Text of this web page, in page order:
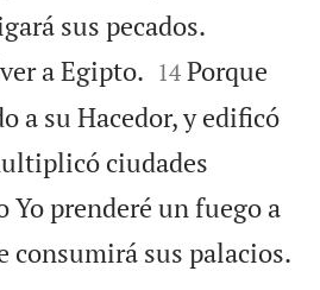
sus pecados.
a Egipto. 

14 Porque
a su Hacedor, y edificó
ciudades
Yo prenderé un fuego a
consumirá sus palacios.